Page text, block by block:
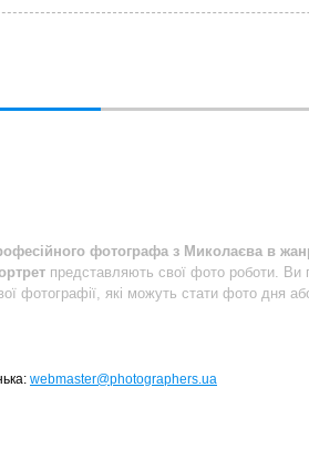
фотографа з Миколаєва в
представляють свої фото роботи.
фотографії, які можуть стати фото дня
webmaster@photographers.ua